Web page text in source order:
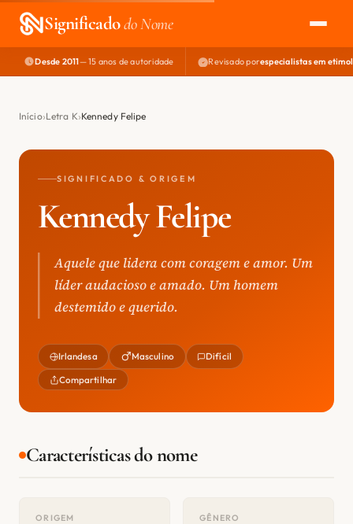
Significadodo Nome
EXPLORAR
NOME PERFEITO
Desde 2011— 15 anos de autoridade Revisado porespecialistas em
Início Letra K Kennedy Felipe
SIGNIFICADO & ORIGEM
Kennedy Felipe
Aquele que lidera com coragem e amor. Um
líder audacioso e amado. Um homem
destemido e querido.
Irlandesa Masculino Difícil
Compartilhar
Características do nome
ORIGEM GÊNERO